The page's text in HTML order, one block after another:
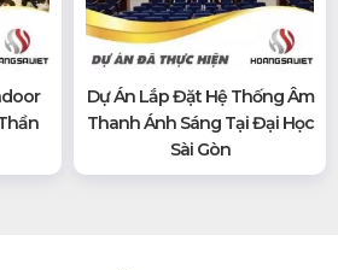
Dự Án Lắp Đặt Hệ Thống Âm
Thanh Ánh Sáng Tại Đại Học
Sài Gòn